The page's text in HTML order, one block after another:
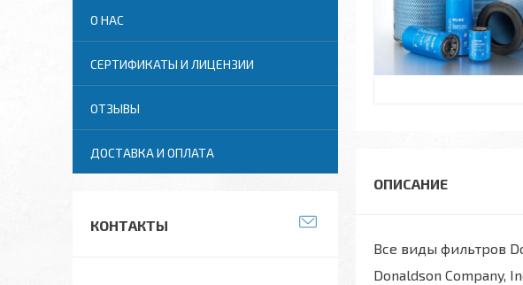
Все виды фильтров
Donaldson Company,
О НАС
СЕРТИФИКАТЫ И ЛИЦЕНЗИИ
ОТЗЫВЫ
ДОСТАВКА И ОПЛАТА
КОНТАКТЫ